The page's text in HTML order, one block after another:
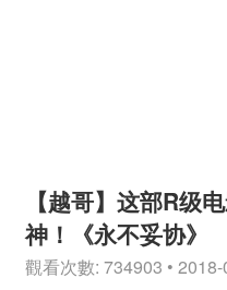
【越哥】这部R级
神！《永不妥协》
觀看次數: 734903 •